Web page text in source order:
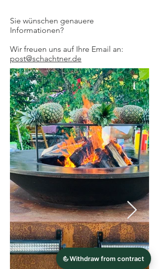
Sie wünschen genauere
Informationen?
Wir freuen uns auf Ihre Email an:
post@schachtner.de